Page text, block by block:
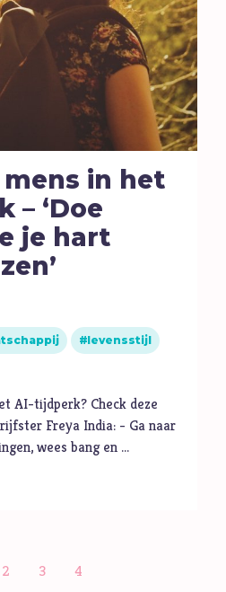
in het
– ‘Doe
je hart
levensstijl
AI-tijdperk? Check deze
Freya India: - Ga naar
wees bang en …
2 3 4